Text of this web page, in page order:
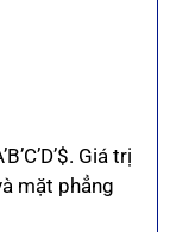
Giá trị
mặt phẳng